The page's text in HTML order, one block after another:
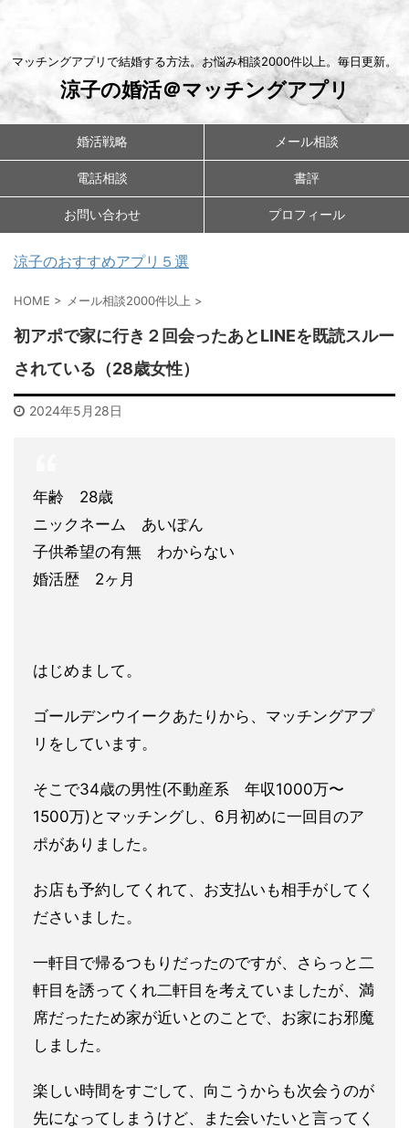
マッチングアプリで結婚する方法。お悩み相談2000件以上。毎日更新。
涼子の婚活＠マッチングアプリ
婚活戦略 メール相談
電話相談 書評
お問い合わせ プロフィール
涼子のおすすめアプリ５選
HOME > メール相談2000件以上 >
初アポで家に行き２回会ったあとLINEを既読スルー
されている（28歳女性）
2024年5月28日
年齢 28歳
ニックネーム あいぽん
子供希望の有無 わからない
婚活歴 2ヶ月
はじめまして。
ゴールデンウイークあたりから、マッチングアプ
リをしています。
そこで34歳の男性(不動産系 年収1000万〜
1500万)とマッチングし、6月初めに一回目のア
ポがありました。
お店も予約してくれて、お支払いも相手がしてく
ださいました。
一軒目で帰るつもりだったのですが、さらっと二
軒目を誘ってくれ二軒目を考えていましたが、満
席だったため家が近いとのことで、お家にお邪魔
しました。
楽しい時間をすごして、向こうからも次会うのが
先になってしまう けど、また会いたいと言ってく